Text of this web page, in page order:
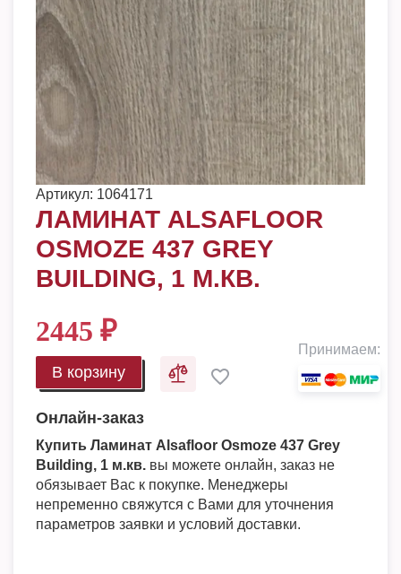
Артикул: 1064171
ЛАМИНАТ ALSAFLOOR
OSMOZE 437 GREY
BUILDING, 1 М.КВ.
2445 ₽
В корзину
Принимаем:
Онлайн-заказ
Купить Ламинат Alsafloor Osmoze 437 Grey
Building, 1 м.кв. вы можете онлайн, заказ не
обязывает Вас к покупке. Менеджеры
непременно свяжутся с Вами для уточнения
параметров заявки и условий доставки.